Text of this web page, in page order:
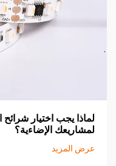
لمشاريعك الإضاءية؟
عرض المزيد